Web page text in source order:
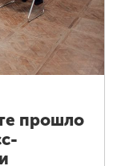
прошло